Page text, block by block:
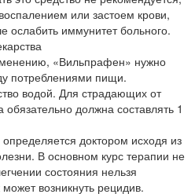
или застоем крови,
ослабить иммунитет больного.
«Вильпрафен» нужно
потреблениями пищи.
водой. Для страдающих от
обязательно должна составлять 1
доктором исходя из
В основном курс терапии не
состояния нельзя
возникнуть рецидив.